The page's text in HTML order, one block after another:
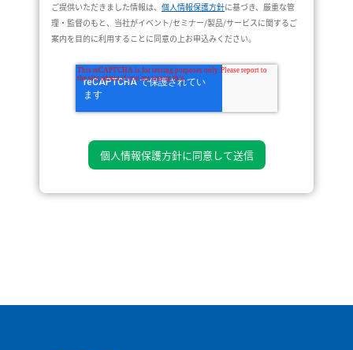
ご提供いただきました情報は、 個人情報保護方針に基づき、厳重な管
理・監督のもと、当社がイベント/セミナー/製品/サービスに関するご
案内を目的に利用することに同意の上お申込みください。